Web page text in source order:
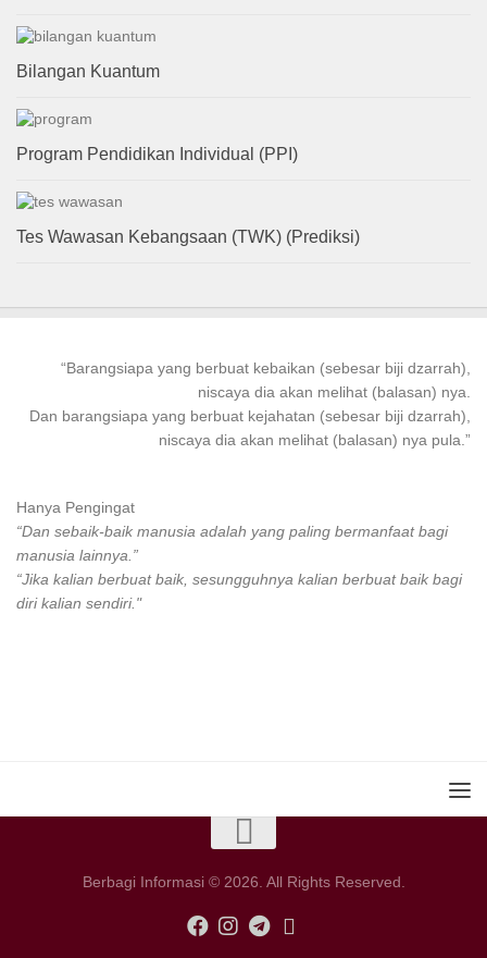
Bilangan Kuantum
Program Pendidikan Individual (PPI)
Tes Wawasan Kebangsaan (TWK) (Prediksi)
“Barangsiapa yang berbuat kebaikan (sebesar biji dzarrah),
niscaya dia akan melihat (balasan) nya.
Dan barangsiapa yang berbuat kejahatan (sebesar biji dzarrah),
niscaya dia akan melihat (balasan) nya pula.”
Hanya Pengingat
“Dan sebaik-baik manusia adalah yang paling bermanfaat bagi
manusia lainnya.”
“Jika kalian berbuat baik, sesungguhnya kalian berbuat baik bagi
diri kalian sendiri."
Berbagi Informasi © 2026. All Rights Reserved.